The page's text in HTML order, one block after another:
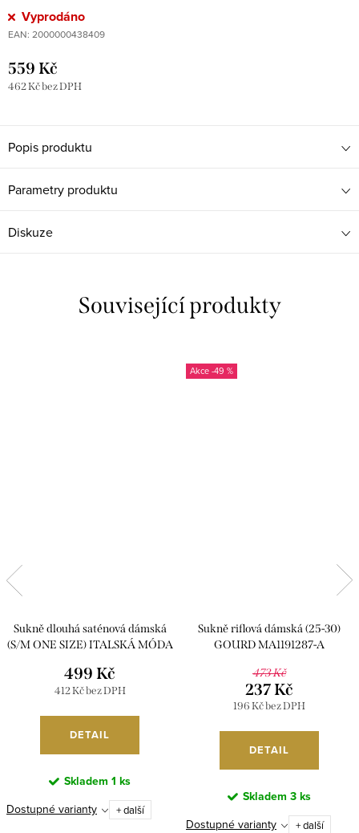
Vyprodáno
EAN: 2000000438409
559 Kč
462 Kč bez DPH
Popis produktu
Parametry produktu
Diskuze
Související produkty
Sukně dlouhá saténová dámská
(S/M ONE SIZE) ITALSKÁ MÓDA
412 Kč bez DPH
499 Kč
DETAIL
Skladem 1 ks
Dostupné varianty + další
-49 %
Sukně riflová dámská (25-30)
GOURD MA1191287-A
473 Kč
196 Kč bez DPH
237 Kč
DETAIL
Skladem 3 ks
Dostupné varianty + další